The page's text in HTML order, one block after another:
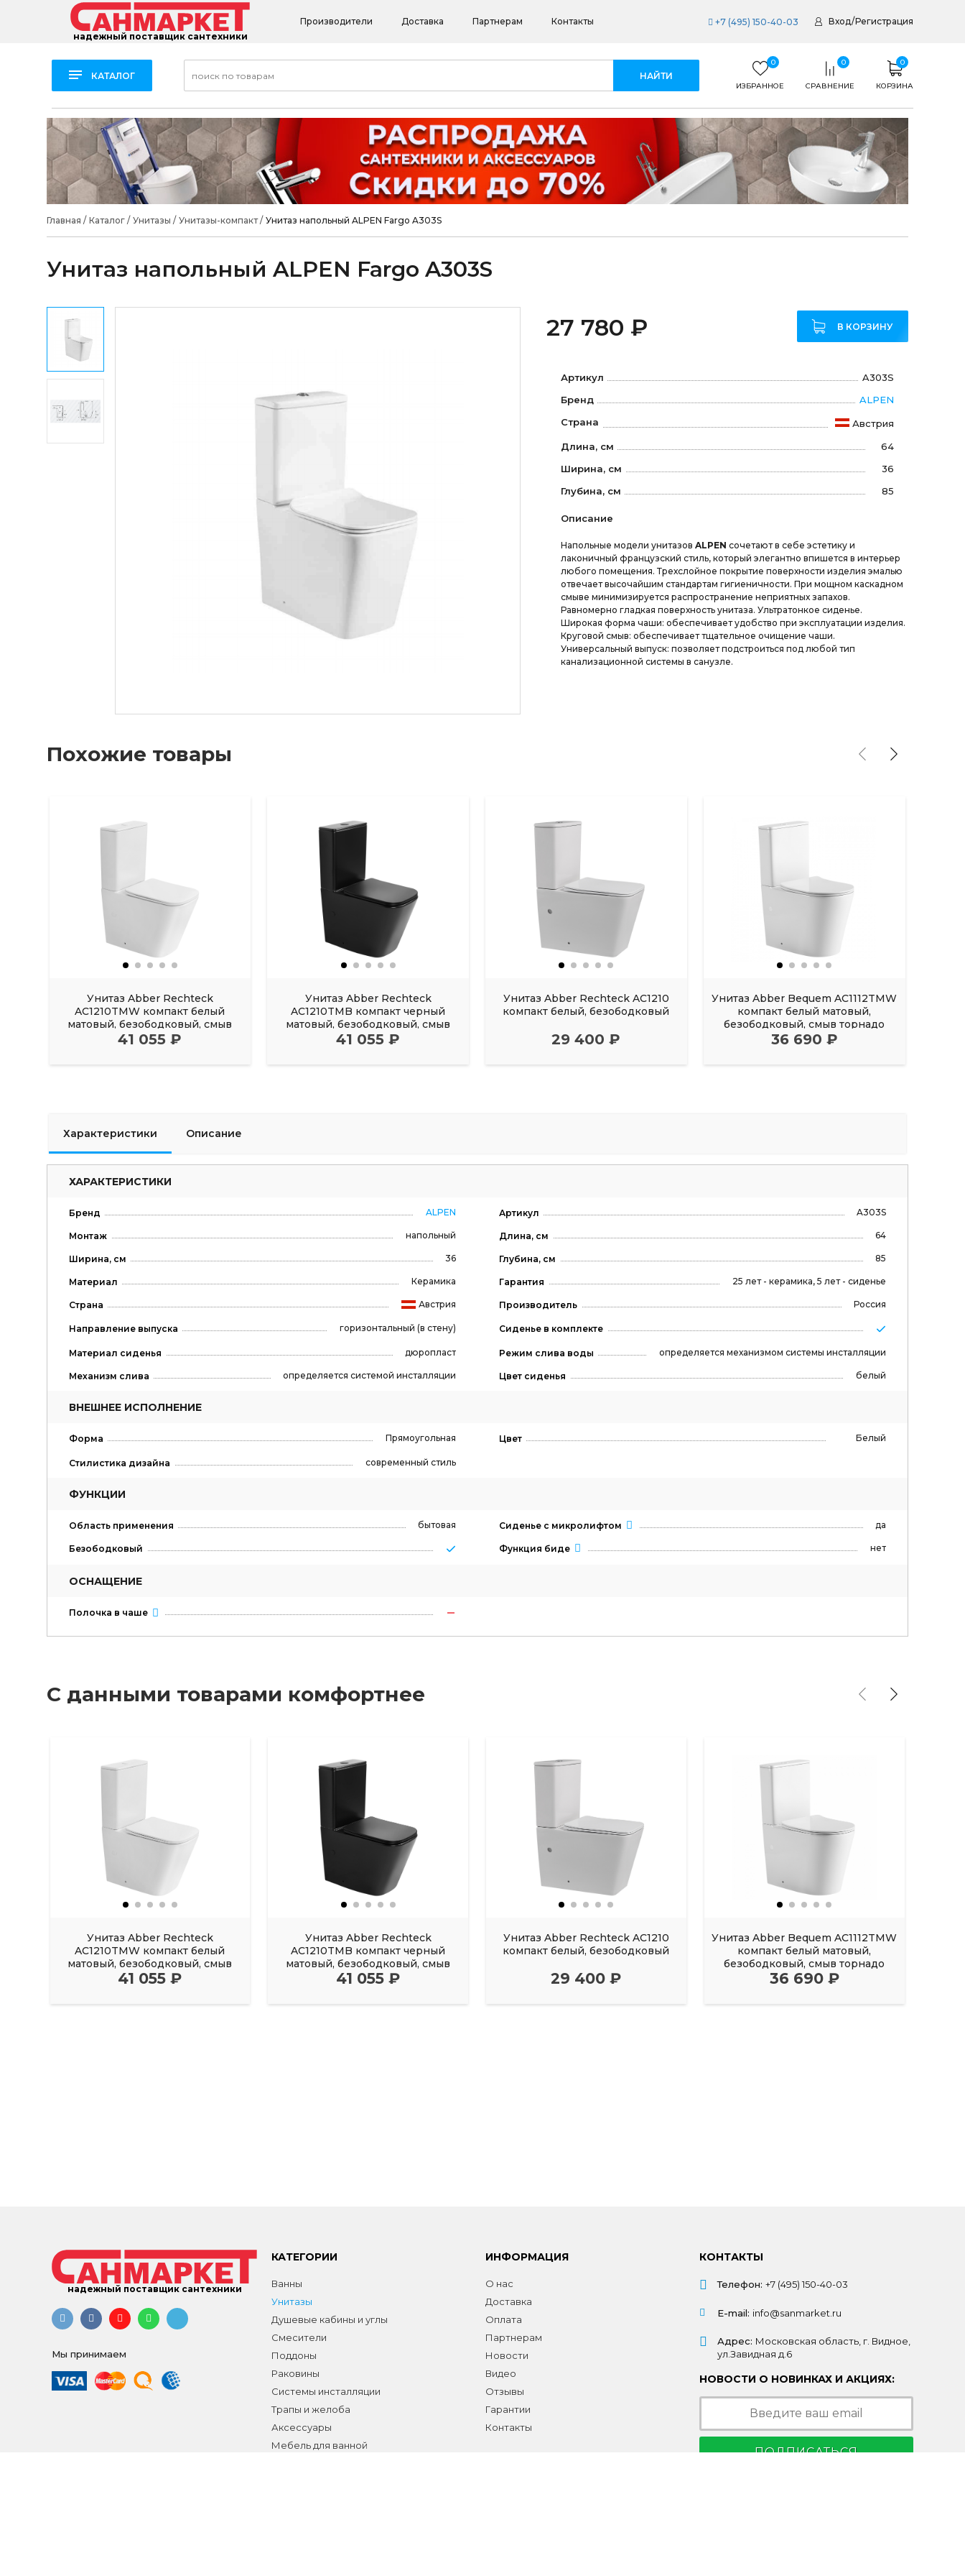
надежный поставщик сантехники
Производители Доставка Партнерам Контакты +7 (495) 150-40-03 Вход/Регистрация
КАТАЛОГ
0
ИЗБРАННОЕ
0
СРАВНЕНИЕ
0
КОРЗИНА
Главная / Каталог/ Унитазы / Унитазы-компакт/ Унитаз напольный ALPEN Fargo A303S
Унитаз напольный ALPEN Fargo A303S
27 780 ₽ В КОРЗИНУ
Артикул
A303S
Бренд
ALPEN
Страна
Австрия
Длина, см
64
Ширина, см
36
Глубина, см
85
Описание
Напольные модели унитазов ALPEN сочетают в себе эстетику и
лаконичный французский стиль, который элегантно впишется в интерьер
любого помещения. Трехслойное покрытие поверхности изделия эмалью
отвечает высочайшим стандартам гигиеничности. При мощном каскадном
смыве минимизируется распространение неприятных запахов.
Равномерно гладкая поверхность унитаза. Ультратонкое сиденье.
Широкая форма чаши: обеспечивает удобство при эксплуатации изделия.
Круговой смыв: обеспечивает тщательное очищение чаши.
Универсальный выпуск: позволяет подстроиться под любой тип
канализационной системы в санузле.
Похожие товары
Унитаз Abber Rechteck
AC1210TMW компакт белый
матовый, безободковый, смыв
торнадо
41 055 ₽
Унитаз Abber Rechteck
AC1210TMB компакт черный
матовый, безободковый, смыв
торнадо
41 055 ₽
Унитаз Abber Rechteck AC1210
компакт белый, безободковый
29 400 ₽
Унитаз Abber Bequem AC1112TMW
компакт белый матовый,
безободковый, смыв торнадо
36 690 ₽
Характеристики Описание
ХАРАКТЕРИСТИКИ
Бренд ALPEN Артикул A303S
Монтаж напольный Длина, см 64
Ширина, см 36 Глубина, см 85
Материал Керамика Гарантия 25 лет - керамика, 5 лет - сиденье
Страна Австрия Производитель Россия
Направление выпуска горизонтальный (в стену) Сиденье в комплекте
Материал сиденья дюропласт Режим слива воды определяется механизмом системы инсталляции
Механизм слива определяется системой инсталляции Цвет сиденья белый
ВНЕШНЕЕ ИСПОЛНЕНИЕ
Форма Прямоугольная Цвет Белый
Стилистика дизайна современный стиль
ФУНКЦИИ
Область применения бытовая Сиденье с микролифтом да
Безободковый Функция биде нет
ОСНАЩЕНИЕ
Полочка в чаше
С данными товарами комфортнее
Унитаз Abber Rechteck
AC1210TMW компакт белый
матовый, безободковый, смыв
торнадо
41 055 ₽
Унитаз Abber Rechteck
AC1210TMB компакт черный
матовый, безободковый, смыв
торнадо
41 055 ₽
Унитаз Abber Rechteck AC1210
компакт белый, безободковый
29 400 ₽
Унитаз Abber Bequem AC1112TMW
компакт белый матовый,
безободковый, смыв торнадо
36 690 ₽
надежный поставщик сантехники
Мы принимаем
КАТЕГОРИИ
Ванны
Унитазы
Душевые кабины и углы
Смесители
Поддоны
Раковины
Системы инсталляции
Трапы и желоба
Аксессуары
Мебель для ванной
ИНФОРМАЦИЯ
О нас
Доставка
Оплата
Партнерам
Новости
Видео
Отзывы
Гарантии
Контакты
КОНТАКТЫ
Телефон: +7 (495) 150-40-03
E-mail: info@sanmarket.ru
Адрес: Московская область, г. Видное,
ул.Завидная д.6
НОВОСТИ О НОВИНКАХ И АКЦИЯХ:
ПОДПИСАТЬСЯ